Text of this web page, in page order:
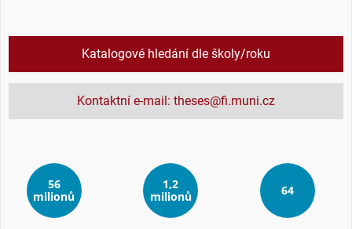
Katalogové hledání dle školy/roku
Kontaktní e-mail: theses@fi.muni.cz
56
milionů
1,2
milionů
64